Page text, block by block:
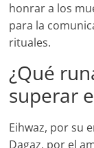
honrar a los
para la
rituales.
¿Qué
superar
Eihwaz, por su
Dagaz, por el